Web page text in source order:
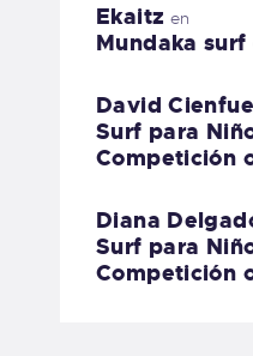
Ekaitz en
Mundaka
David
Surf para
Competición
Diana
Surf para
Competición